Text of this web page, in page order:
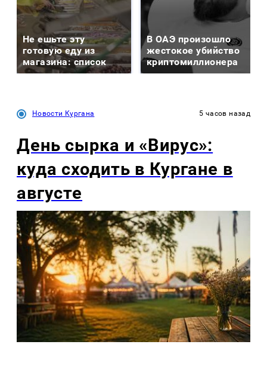
Не ешьте эту
готовую еду из
магазина: список
В ОАЭ произошло
жестокое убийство
криптомиллионера
Новости Кургана 5 часов назад
День сырка и «Вирус»:
куда сходить в Кургане в
августе